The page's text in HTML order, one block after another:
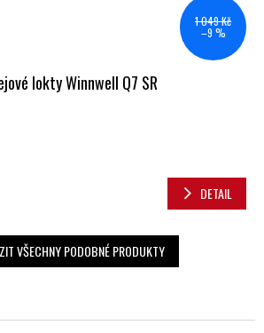
1 049 Kč
–9 %
lokty Winnwell Q7 SR
DETAIL
VŠECHNY PODOBNÉ PRODUKTY